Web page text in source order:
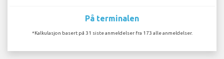
På terminalen
*Kalkulasjon basert på 31 siste anmeldelser fra 173 alle anmeldelser.